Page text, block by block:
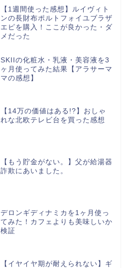
【1週間使った感想】ルイヴィト
ンの長財布ポルトフォイユブラザ
エピを購入！ここが良かった・ダ
メだった
SKIIの化粧水・乳液・美容液を3
ヶ月使ってみた結果【アラサーマ
マの感想】
【14万の価値はある!?】おしゃ
れな北欧テレビ台を買った感想
【もう貯金がない。】父が給湯器
詐欺にあいました。
デロンギディナミカを1ヶ月使っ
てみた！カフェよりも美味しいか
検証
【イヤイヤ期が耐えられない】ギ